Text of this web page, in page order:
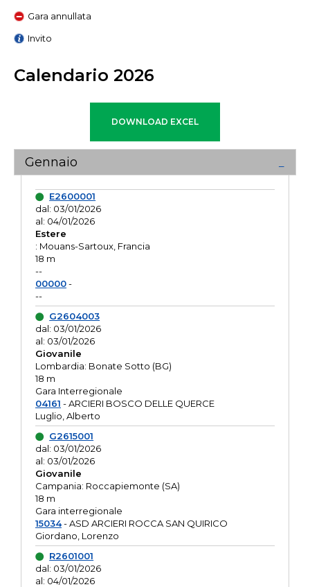
Gara annullata
Invito
Calendario 2026
Gennaio
E2600001
dal: 03/01/2026
al: 04/01/2026
Estere
: Mouans-Sartoux, Francia
18 m
--
00000-
--
G2604003
dal: 03/01/2026
al: 03/01/2026
Giovanile
Lombardia: Bonate Sotto (BG)
18 m
Gara Interregionale
04161 - ARCIERI BOSCO DELLE QUERCE
Luglio, Alberto
G2615001
dal: 03/01/2026
al: 03/01/2026
Giovanile
Campania: Roccapiemonte (SA)
18 m
Gara interregionale
15034- ASD ARCIERI ROCCA SAN QUIRICO
Giordano, Lorenzo
R2601001
dal: 03/01/2026
al: 04/01/2026